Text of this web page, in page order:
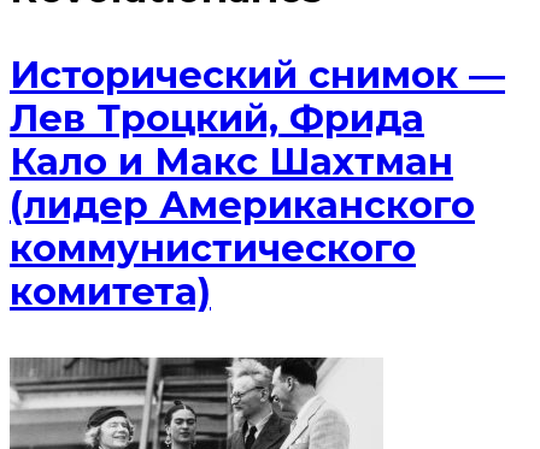
Исторический снимок —
Лев Троцкий, Фрида
Кало и Макс Шахтман
(лидер Американского
коммунистического
комитета)